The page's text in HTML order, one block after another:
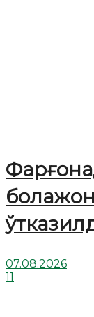
07.08.2026
11